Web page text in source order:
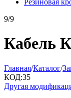
Резиновая
9/9
Кабель
Главная/Каталог/
КОД:35
Другая